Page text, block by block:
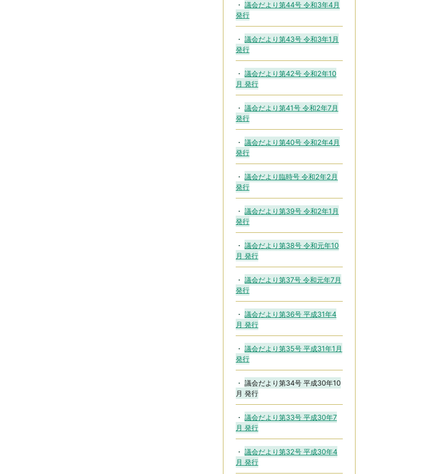
議会だより第44号 令和3年4月
発行
議会だより第43号 令和3年1月
発行
議会だより第42号 令和2年10
月 発行
議会だより第41号 令和2年7月
発行
議会だより第40号 令和2年4月
発行
議会だより臨時号 令和2年2月
発行
議会だより第39号 令和2年1月
発行
議会だより第38号 令和元年10
月 発行
議会だより第37号 令和元年7月
発行
議会だより第36号 平成31年4
月 発行
議会だより第35号 平成31年1月
発行
議会だより第34号 平成30年10
月 発行
議会だより第33号 平成30年7
月 発行
議会だより第32号 平成30年4
月 発行